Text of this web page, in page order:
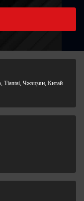
Tiantai, Чжэцзян, Китай